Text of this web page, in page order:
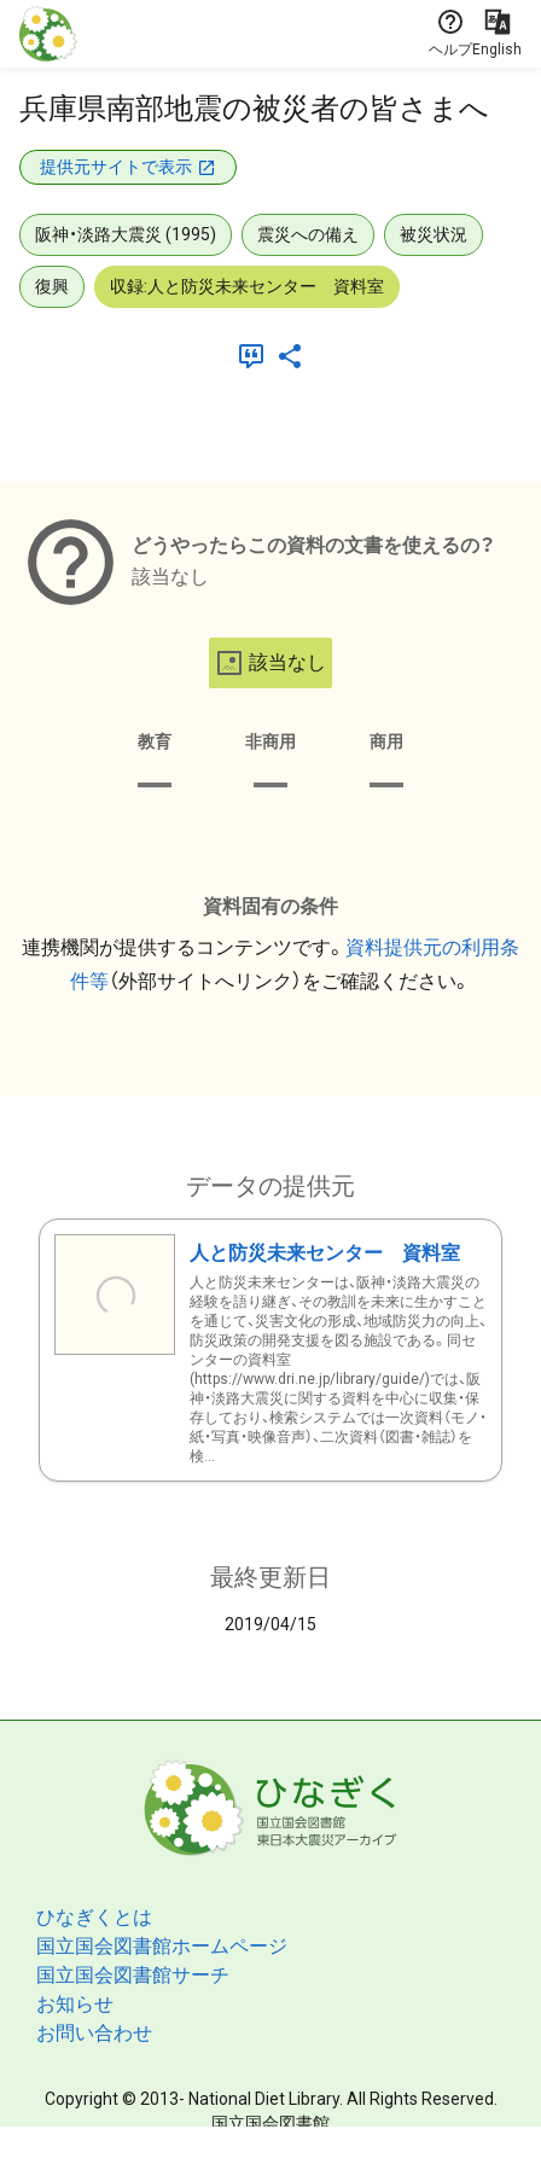
本文に飛ぶ
ヘルプEnglish
兵庫県南部地震の被災者の皆さまへ
提供元サイトで表示
阪神・淡路大震災 (1995) 震災への備え 被災状況
復興 収録:人と防災未来センター 資料室
どうやったらこの資料の文書を使えるの？
該当なし
該当なし
教育 非商用 商用
資料固有の条件
連携機関が提供するコンテンツです。 資料提供元の利用条
件等（外部サイトへリンク）をご確認ください。
データの提供元
人と防災未来センター 資料室
人と防災未来センターは、阪神・淡路大震災の
経験を語り継ぎ、その教訓を未来に生かすこと
を通じて、災害文化の形成、地域防災力の向上、
防災政策の開発支援を図る施設である。同セ
ンターの資料室
(https://www.dri.ne.jp/library/guide/)では、阪
神・淡路大震災に関する資料を中心に収集・保
存しており、検索システムでは一次資料（モノ・
紙・写真・映像音声）、二次資料（図書・雑誌）を
検...
最終更新日
2019/04/15
ひなぎくとは
国立国会図書館ホームページ
国立国会図書館サーチ
お知らせ
お問い合わせ
Copyright © 2013- National Diet Library. All Rights Reserved.